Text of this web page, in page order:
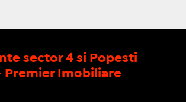
sector 4 si Popesti
Premier Imobiliare